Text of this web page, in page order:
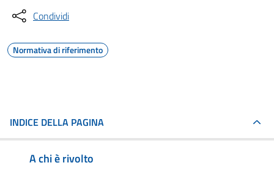
Condividi
Normativa di riferimento
INDICE DELLA PAGINA
A chi è rivolto